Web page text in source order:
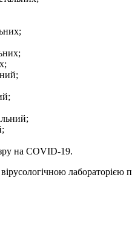
на COVID-19.
лабораторією